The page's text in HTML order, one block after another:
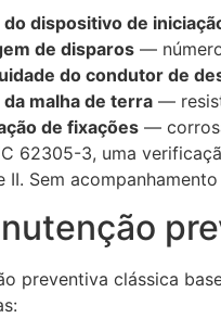
do dispositivo de
de disparos —
do condutor de
da malha de terra —
de fixações —
62305-3, uma
II. Sem
preventiva clássica